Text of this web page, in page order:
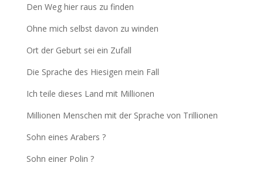
Den Weg hier raus zu finden
Ohne mich selbst davon zu winden
Ort der Geburt sei ein Zufall
Die Sprache des Hiesigen mein Fall
Ich teile dieses Land mit Millionen
Millionen Menschen mit der Sprache von Trillionen
Sohn eines Arabers ?
Sohn einer Polin ?